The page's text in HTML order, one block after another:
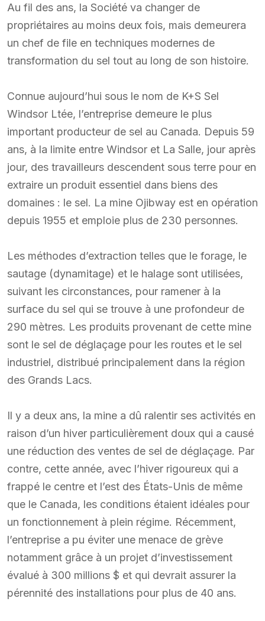
Au fil des ans, la Société va changer de
propriétaires au moins deux fois, mais demeurera
un chef de file en techniques modernes de
transformation du sel tout au long de son histoire.
Connue aujourd’hui sous le nom de K+S Sel
Windsor Ltée, l’entreprise demeure le plus
important producteur de sel au Canada. Depuis 59
ans, à la limite entre Windsor et La Salle, jour après
jour, des travailleurs descendent sous terre pour en
extraire un produit essentiel dans biens des
domaines : le sel. La mine Ojibway est en opération
depuis 1955 et emploie plus de 230 personnes.
Les méthodes d’extraction telles que le forage, le
sautage (dynamitage) et le halage sont utilisées,
suivant les circonstances, pour ramener à la
surface du sel qui se trouve à une profondeur de
290 mètres. Les produits provenant de cette mine
sont le sel de déglaçage pour les routes et le sel
industriel, distribué principalement dans la région
des Grands Lacs.
Il y a deux ans, la mine a dû ralentir ses activités en
raison d’un hiver particulièrement doux qui a causé
une réduction des ventes de sel de déglaçage. Par
contre, cette année, avec l’hiver rigoureux qui a
frappé le centre et l’est des États-Unis de même
que le Canada, les conditions étaient idéales pour
un fonctionnement à plein régime. Récemment,
l’entreprise a pu éviter une menace de grève
notamment grâce à un projet d’investissement
évalué à 300 millions $ et qui devrait assurer la
pérennité des installations pour plus de 40 ans.